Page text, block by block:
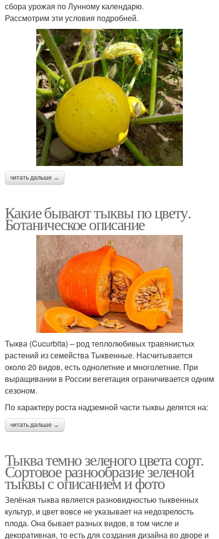
сбора урожая по Лунному календарю.
Рассмотрим эти условия подробней.
читать дальше →
Какие бывают тыквы по цвету.
Ботаническое описание
Тыква (Cucurbita) – род теплолюбивых травянистых
растений из семейства Тыквенные. Насчитывается
около 20 видов, есть однолетние и многолетние. При
выращивании в России вегетация ограничивается одним
сезоном.
По характеру роста надземной части тыквы делятся на:
читать дальше →
Тыква темно зеленого цвета сорт.
Сортовое разнообразие зеленой
тыквы с описанием и фото
Зелёная тыква является разновидностью тыквенных
культур, и цвет вовсе не указывает на недозрелость
плода. Она бывает разных видов, в том числе и
декоративная, то есть для создания дизайна во дворе и